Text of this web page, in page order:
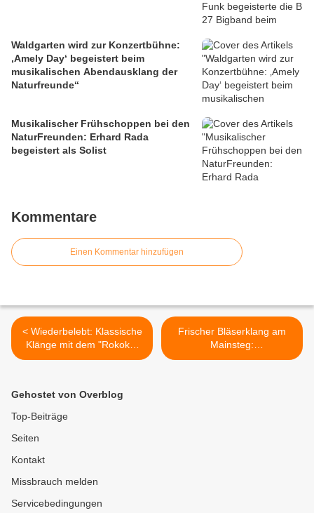
Waldgarten wird zur Konzertbühne:
‚Amely Day‘ begeistert beim
musikalischen Abendausklang der
Naturfreunde“
Musikalischer Frühschoppen bei den
NaturFreunden: Erhard Rada
begeistert als Solist
Kommentare
Einen Kommentar hinzufügen
< Wiederbelebt: Klassische
Klänge mit dem "Rokoko-
Trio" im Hofgarten bei
Frischer Bläserklang am
Mainsteg:
Einsteigerorchester des
Gehostet von Overblog
Top-Beiträge
Seiten
Kontakt
Missbrauch melden
Servicebedingungen